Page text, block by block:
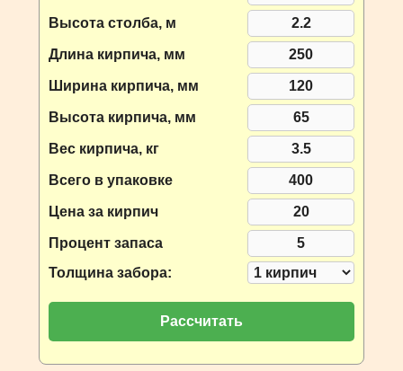
Высота столба, м
Длина кирпича, мм
Ширина кирпича, мм
Высота кирпича, мм
Вес кирпича, кг
Всего в упаковке
Цена за кирпич
Процент запаса
Толщина забора:
Рассчитать